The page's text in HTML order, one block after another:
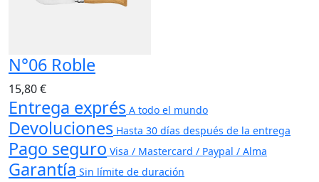
N°06 Roble
15,80 €
Entrega exprés A todo el mundo
Devoluciones Hasta 30 días después de la entrega
Pago seguro Visa / Mastercard / Paypal / Alma
Garantía Sin límite de duración